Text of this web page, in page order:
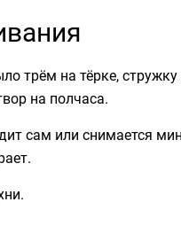
трём на тёрке,
на полчаса.
сам или снимается